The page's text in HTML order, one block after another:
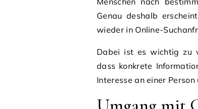
Genau deshalb
wieder in Online-
Dabei ist es wichtig zu
dass konkrete
Interesse an einer